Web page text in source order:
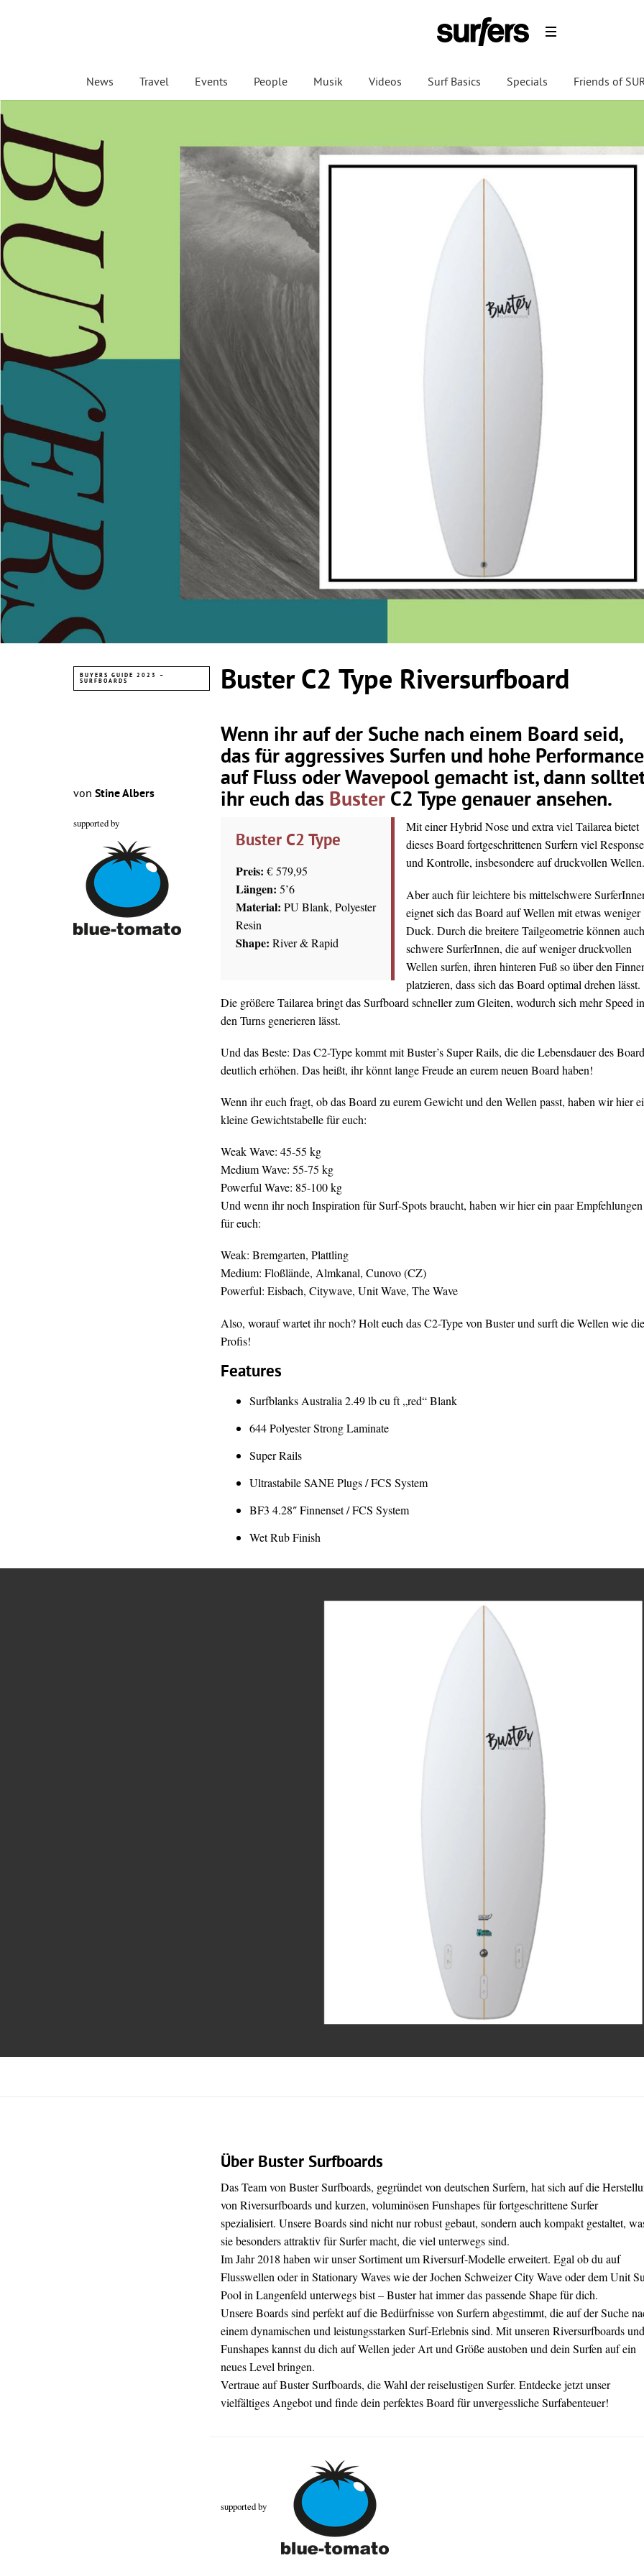
News Travel Events People Musik Videos Surf Basics Specials Friends of
BUYERS GUIDE 2023 –
SURFBOARDS
Buster C2 Type Riversurfboard
von Stine Albers
supported by
Wenn ihr auf der Suche nach einem Board seid,
das für aggressives Surfen und hohe Performance
auf Fluss oder Wavepool gemacht ist, dann
ihr euch das Buster C2 Type genauer ansehen.
Buster C2 Type
Preis: € 579,95
Längen: 5’6
Material: PU Blank, Polyester
Resin
Shape: River & Rapid
Mit einer Hybrid Nose und extra viel Tailarea bietet
dieses Board fortgeschrittenen Surfern viel Response
und Kontrolle, insbesondere auf druckvollen Wellen.
Aber auch für leichtere bis mittelschwere
eignet sich das Board auf Wellen mit etwas weniger
Duck. Durch die breitere Tailgeometrie können auch
schwere SurferInnen, die auf weniger druckvollen
Wellen surfen, ihren hinteren Fuß so über den
platzieren, dass sich das Board optimal drehen lässt.
Die größere Tailarea bringt das Surfboard schneller zum Gleiten, wodurch sich mehr Speed in
den Turns generieren lässt.
Und das Beste: Das C2-Type kommt mit Buster’s Super Rails, die die Lebensdauer des
deutlich erhöhen. Das heißt, ihr könnt lange Freude an eurem neuen Board haben!
Wenn ihr euch fragt, ob das Board zu eurem Gewicht und den Wellen passt, haben wir hier
kleine Gewichtstabelle für euch:
Weak Wave: 45-55 kg
Medium Wave: 55-75 kg
Powerful Wave: 85-100 kg
Und wenn ihr noch Inspiration für Surf-Spots braucht, haben wir hier ein paar Empfehlungen
für euch:
Weak: Bremgarten, Plattling
Medium: Floßlände, Almkanal, Cunovo (CZ)
Powerful: Eisbach, Citywave, Unit Wave, The Wave
Also, worauf wartet ihr noch? Holt euch das C2-Type von Buster und surft die Wellen wie die
Profis!
Features
Surfblanks Australia 2.49 lb cu ft „red“ Blank
644 Polyester Strong Laminate
Super Rails
Ultrastabile SANE Plugs / FCS System
BF3 4.28″ Finnenset / FCS System
Wet Rub Finish​
Über Buster Surfboards
Das Team von Buster Surfboards, gegründet von deutschen Surfern, hat sich auf die
von Riversurfboards und kurzen, voluminösen Funshapes für fortgeschrittene Surfer
spezialisiert. Unsere Boards sind nicht nur robust gebaut, sondern auch kompakt gestaltet,
sie besonders attraktiv für Surfer macht, die viel unterwegs sind.
Im Jahr 2018 haben wir unser Sortiment um Riversurf-Modelle erweitert. Egal ob du auf
Flusswellen oder in Stationary Waves wie der Jochen Schweizer City Wave oder dem Unit
Pool in Langenfeld unterwegs bist – Buster hat immer das passende Shape für dich.
Unsere Boards sind perfekt auf die Bedürfnisse von Surfern abgestimmt, die auf der Suche
einem dynamischen und leistungsstarken Surf-Erlebnis sind. Mit unseren Riversurfboards und
Funshapes kannst du dich auf Wellen jeder Art und Größe austoben und dein Surfen auf ein
neues Level bringen.
Vertraue auf Buster Surfboards, die Wahl der reiselustigen Surfer. Entdecke jetzt unser
vielfältiges Angebot und finde dein perfektes Board für unvergessliche Surfabenteuer!
supported by